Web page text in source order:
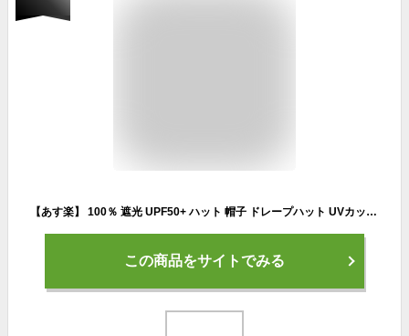
【あす楽】 100％ 遮光 UPF50+ ハット 帽子 ドレープハット UVカット uv 折りたたみ 遮熱 レディース つば広 リボン 綿 コットン 麻 リネン 吸汗速乾 紫外線対策 サイズ調節 ナチュラル かわいい 上品 おしゃれ 完全遮光 uvカット帽子 軽量 送料無料 母の日
この商品をサイトでみる